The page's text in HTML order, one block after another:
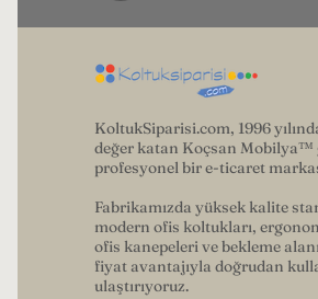
KoltukSiparisi.com, 1996
değer katan Koçsan Mobilya™
profesyonel bir e-ticaret
Fabrikamızda yüksek kalite
modern ofis koltukları,
ofis kanepeleri ve bekleme
fiyat avantajıyla doğrudan
ulaştırıyoruz.